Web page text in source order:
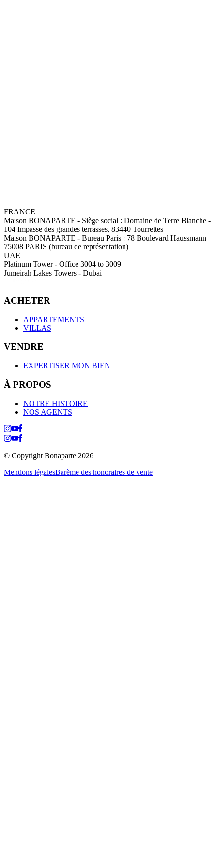
FRANCE
Maison BONAPARTE - Siège social : Domaine de Terre Blanche -
104 Impasse des grandes terrasses, 83440 Tourrettes
Maison BONAPARTE - Bureau Paris : 78 Boulevard Haussmann
75008 PARIS (bureau de représentation)
UAE
Platinum Tower - Office 3004 to 3009
Jumeirah Lakes Towers - Dubai
ACHETER
APPARTEMENTS
VILLAS
VENDRE
EXPERTISER MON BIEN
À PROPOS
NOTRE HISTOIRE
NOS AGENTS
© Copyright Bonaparte 2026
Mentions légalesBarème des honoraires de vente